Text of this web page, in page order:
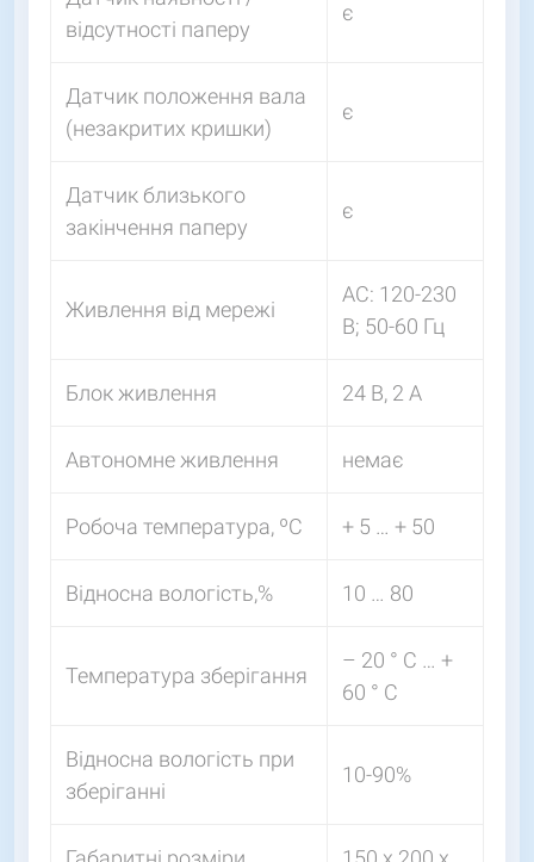
відсутності паперу
є
Датчик положення вала
(незакритих кришки)
є
Датчик близького
закінчення паперу
є
Живлення від мережі
АС: 120-230
В; 50-60 Гц
Блок живлення 24 В, 2 А
Автономне живлення немає
Робоча температура, ºC + 5 … + 50
Відносна вологість,% 10 … 80
Температура зберігання
– 20 ° C … +
60 ° C
Відносна вологість при
зберіганні
10-90%